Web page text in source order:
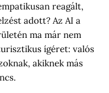
reagált,
adott? Az AI a
ma már nem
ígéret: valós
akiknek más